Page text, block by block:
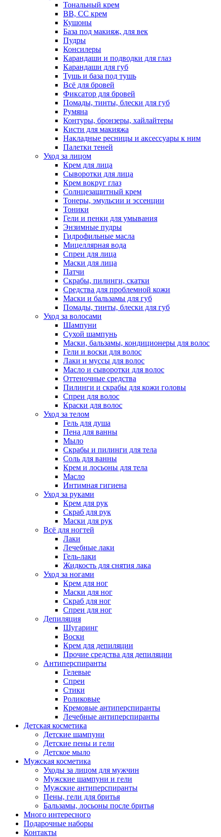
Тональный крем
BB, CC крем
Кушоны
База под макияж, для век
Пудры
Консилеры
Карандаши и подводки для глаз
Карандаши для губ
Тушь и база под тушь
Всё для бровей
Фиксатор для бровей
Помады, тинты, блески для губ
Румяна
Контуры, бронзеры, хайлайтеры
Кисти для макияжа
Накладные ресницы и аксессуары к ним
Палетки теней
Уход за лицом
Крем для лица
Сыворотки для лица
Крем вокруг глаз
Солнцезащитный крем
Тонеры, эмульсии и эссенции
Тоники
Гели и пенки для умывания
Энзимные пудры
Гидрофильные масла
Мицеллярная вода
Спреи для лица
Маски для лица
Патчи
Скрабы, пилинги, скатки
Средства для проблемной кожи
Маски и бальзамы для губ
Помады, тинты, блески для губ
Уход за волосами
Шампуни
Сухой шампунь
Маски, бальзамы, кондиционеры для волос
Гели и воски для волос
Лаки и муссы для волос
Масло и сыворотки для волос
Оттеночные средства
Пилинги и скрабы для кожи головы
Спреи для волос
Краски для волос
Уход за телом
Гель для душа
Пена для ванны
Мыло
Скрабы и пилинги для тела
Соль для ванны
Крем и лосьоны для тела
Масло
Интимная гигиена
Уход за руками
Крем для рук
Скраб для рук
Маски для рук
Всё для ногтей
Лаки
Лечебные лаки
Гель-лаки
Жидкость для снятия лака
Уход за ногами
Крем для ног
Маски для ног
Скраб для ног
Спреи для ног
Депиляция
Шугаринг
Воски
Крем для депиляции
Прочие средства для депиляции
Антиперспиранты
Гелевые
Спреи
Стики
Роликовые
Кремовые антиперспиранты
Лечебные антиперспиранты
Детская косметика
Детские шампуни
Детские пены и гели
Детское мыло
Мужская косметика
Уходы за лицом для мужчин
Мужские шампуни и гели
Мужские антиперспиранты
Пены, гели для бритья
Бальзамы, лосьоны после бритья
Много интересного
Подарочные наборы
Контакты